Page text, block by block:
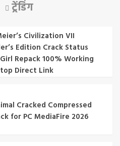
ट्रेंडिंग
Civilization VII
Edition Crack Status
Repack 100% Working
Direct Link
Cracked Compressed
for PC MediaFire 2026